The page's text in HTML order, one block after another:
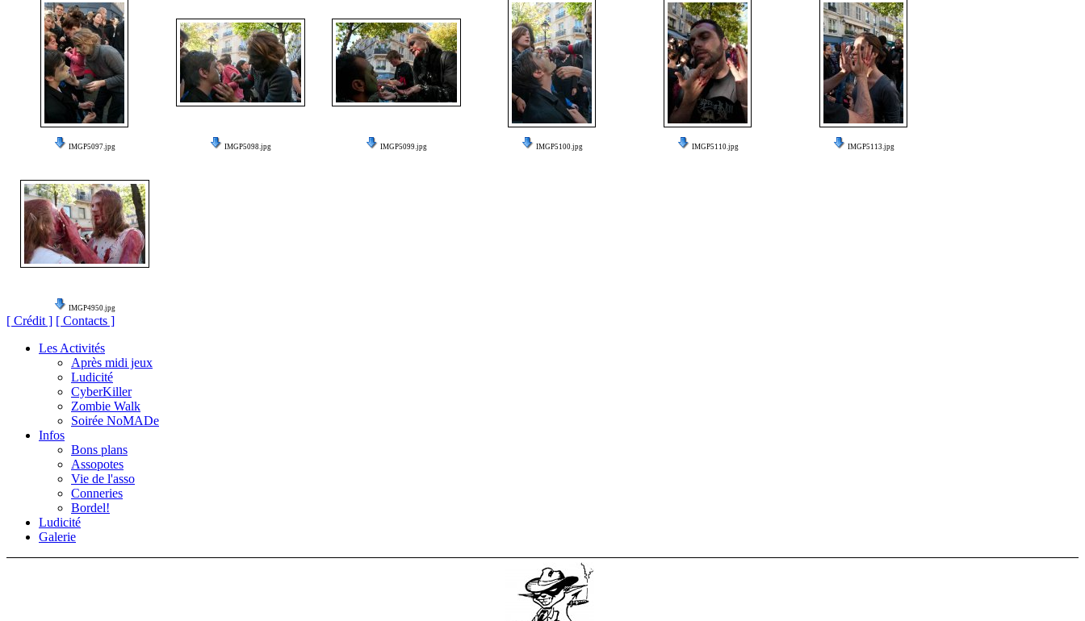
IMGP5097.jpg IMGP5098.jpg IMGP5099.jpg IMGP5100.jpg IMGP5110.jpg IMGP5113.jpg
IMGP4950.jpg
[ Crédit ] [ Contacts ]
Les Activités
Après midi jeux
Ludicité
CyberKiller
Zombie Walk
Soirée NoMADe
Infos
Bons plans
Assopotes
Vie de l'asso
Conneries
Bordel!
Ludicité
Galerie